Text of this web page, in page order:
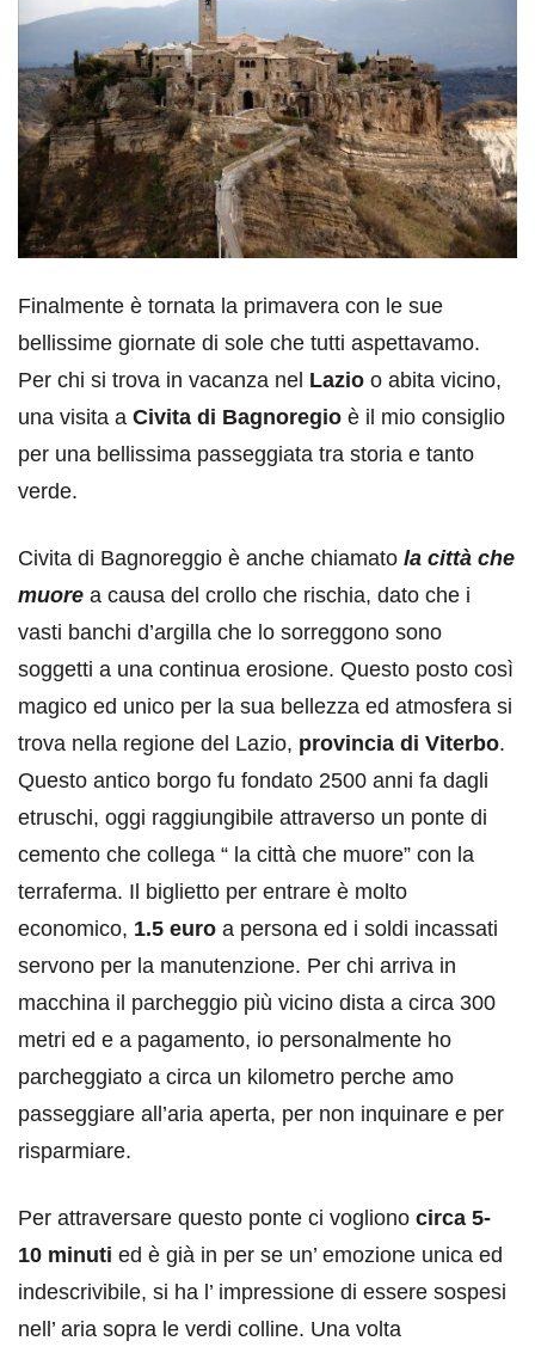
Finalmente è tornata la primavera con le sue
bellissime giornate di sole che tutti aspettavamo.
Per chi si trova in vacanza nel Lazio o abita vicino,
una visita a Civita di Bagnoregio è il mio consiglio
per una bellissima passeggiata tra storia e tanto
verde.
Civita di Bagnoreggio è anche chiamato la città che
muore a causa del crollo che rischia, dato che i
vasti banchi d’argilla che lo sorreggono sono
soggetti a una continua erosione. Questo posto così
magico ed unico per la sua bellezza ed atmosfera si
trova nella regione del Lazio, provincia di Viterbo.
Questo antico borgo fu fondato 2500 anni fa dagli
etruschi, oggi raggiungibile attraverso un ponte di
cemento che collega “ la città che muore” con la
terraferma. Il biglietto per entrare è molto
economico, 1.5 euro a persona ed i soldi incassati
servono per la manutenzione. Per chi arriva in
macchina il parcheggio più vicino dista a circa 300
metri ed e a pagamento, io personalmente ho
parcheggiato a circa un kilometro perche amo
passeggiare all’aria aperta, per non inquinare e per
risparmiare.
Per attraversare questo ponte ci vogliono circa 5-
10 minuti ed è già in per se un’ emozione unica ed
indescrivibile, si ha l’ impressione di essere sospesi
nell’ aria sopra le verdi colline. Una volta